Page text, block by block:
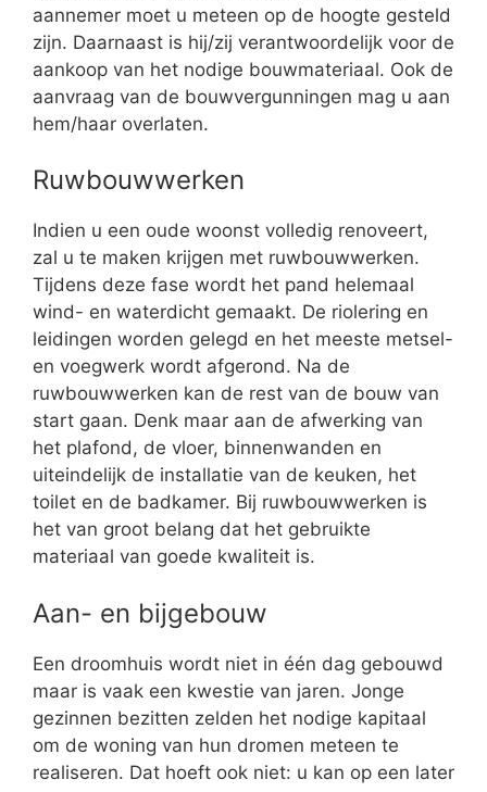
aannemer moet u meteen op de hoogte gesteld
zijn. Daarnaast is hij/zij verantwoordelijk voor de
aankoop van het nodige bouwmateriaal. Ook de
aanvraag van de bouwvergunningen mag u aan
hem/haar overlaten.
Ruwbouwwerken
Indien u een oude woonst volledig renoveert,
zal u te maken krijgen met ruwbouwwerken.
Tijdens deze fase wordt het pand helemaal
wind- en waterdicht gemaakt. De riolering en
leidingen worden gelegd en het meeste metsel-
en voegwerk wordt afgerond. Na de
ruwbouwwerken kan de rest van de bouw van
start gaan. Denk maar aan de afwerking van
het plafond, de vloer, binnenwanden en
uiteindelijk de installatie van de keuken, het
toilet en de badkamer. Bij ruwbouwwerken is
het van groot belang dat het gebruikte
materiaal van goede kwaliteit is.
Aan- en bijgebouw
Een droomhuis wordt niet in één dag gebouwd
maar is vaak een kwestie van jaren. Jonge
gezinnen bezitten zelden het nodige kapitaal
om de woning van hun dromen meteen te
realiseren. Dat hoeft ook niet: u kan op een later